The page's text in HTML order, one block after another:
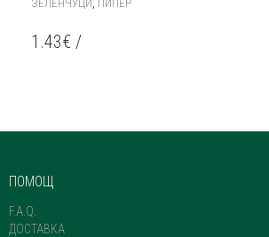
ЗЕЛЕНЧУЦИ ПИПЕР
1.43€ /
ПОМОЩ
F.A.Q.
ДОСТАВКА